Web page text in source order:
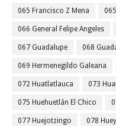
065 Francisco Z Mena
066 General Felipe Angeles
067 Guadalupe 068
069 Hermenegildo Galeana
072 Huatlatlauca 073
075 Huehuetlán El Chico
077 Huejotzingo 078